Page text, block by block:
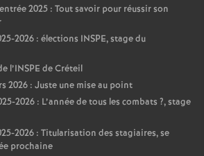
2025 : Tout savoir pour réussir son
2026 : élections INSPE, stage du
l’INSPE de Créteil
2026 : Juste une mise au point
2026 : L’année de tous les combats ?, stage
2026 : Titularisation des stagiaires, se
prochaine